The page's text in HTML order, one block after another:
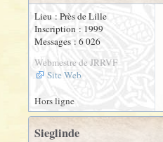
Lieu : Près de Lille
Inscription : 1999
Messages : 6 026
Webmestre de JRRVF
Site Web
Hors ligne
Sieglinde